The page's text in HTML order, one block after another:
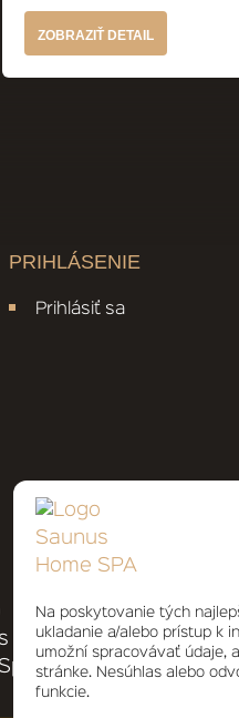
Na poskytovanie tých
ukladanie a/alebo prístup k
umožní spracovávať údaje,
stránke. Nesúhlas alebo
funkcie.
ZOBRAZIŤ DETAIL
PRIHLÁSENIE
Prihlásiť sa